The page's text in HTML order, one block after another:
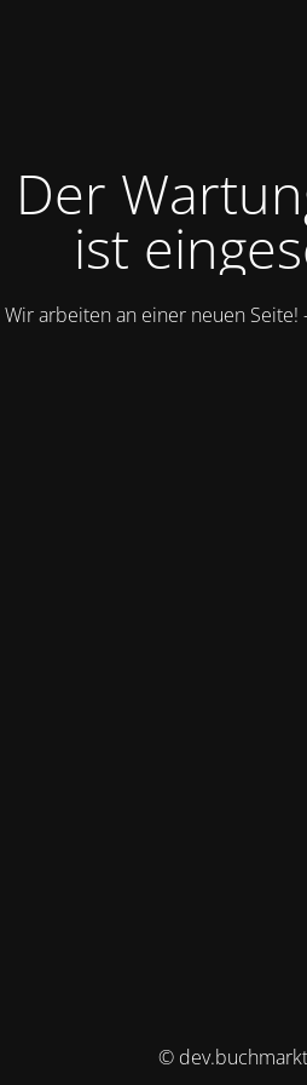
Der
ist
Wir arbeiten an einer neuen Seite!
©